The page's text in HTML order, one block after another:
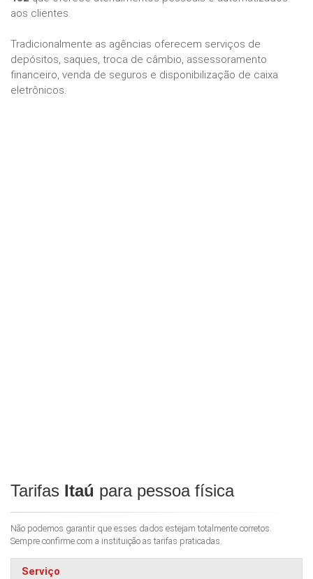
aos clientes.
Tradicionalmente as agências oferecem serviços de
depósitos, saques, troca de câmbio, assessoramento
financeiro, venda de seguros e disponibilização de caixa
eletrônicos.
Tarifas Itaú para pessoa física
Não podemos garantir que esses dados estejam totalmente corretos.
Sempre confirme com a instituição as tarifas praticadas.
Serviço